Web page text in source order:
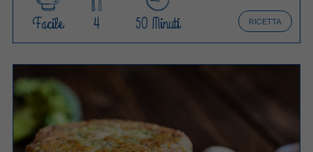
RICETTA
Facile 4 50 Minuti